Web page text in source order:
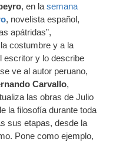
, en la semana
, novelista español,
apátridas”,
costumbre y a la
escritor y lo describe
ve al autor peruano,
Carvallo,
las obras de Julio
la filosofía durante toda
sus etapas, desde la
Pone como ejemplo,